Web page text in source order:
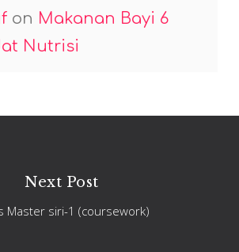
on Makanan Bayi 6
Nutrisi
Next Post
Master siri-1 (coursework)